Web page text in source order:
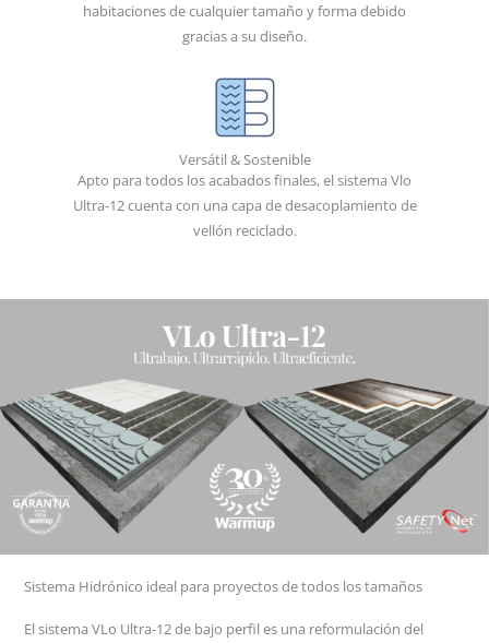
habitaciones de cualquier tamaño y forma debido
gracias a su diseño.
Versátil & Sostenible
Apto para todos los acabados finales, el sistema Vlo
Ultra-12 cuenta con una capa de desacoplamiento de
vellón reciclado.
Sistema Hidrónico ideal para proyectos de todos los tamaños
El sistema VLo Ultra-12 de bajo perfil es una reformulación del